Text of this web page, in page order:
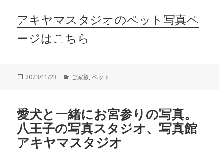
アキヤマスタジオのペット写真ペ
ージはこちら
投
2023/11/23
カ
ー
ご家族,ペット
愛犬と一緒にお宮参りの写真。
八王子の写真スタジオ、写真館
アキヤマスタジオ